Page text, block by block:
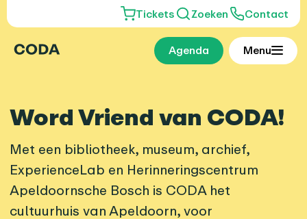
Tickets Zoeken Contact
Agenda Menu
Word Vriend van CODA!
Met een bibliotheek, museum, archief,
ExperienceLab en Herinneringscentrum
Apeldoornsche Bosch is CODA het
cultuurhuis van Apeldoorn, voor